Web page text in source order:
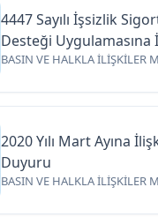
4447 Sayılı İşsizlik
Desteği Uygulamasına
BASIN VE HALKLA İLİŞKİLER
2020 Yılı Mart Ayına
Duyuru
BASIN VE HALKLA İLİŞKİLER